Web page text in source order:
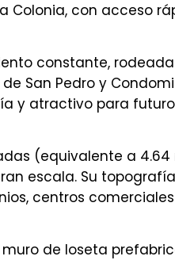
Colonia, con acceso
constante,
San Pedro y
y atractivo para
(equivalente a
escala. Su
centros
de loseta